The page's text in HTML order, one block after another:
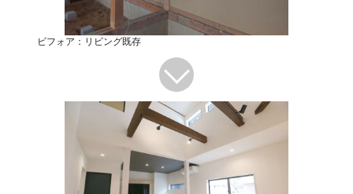
ビフォア：リビング既存